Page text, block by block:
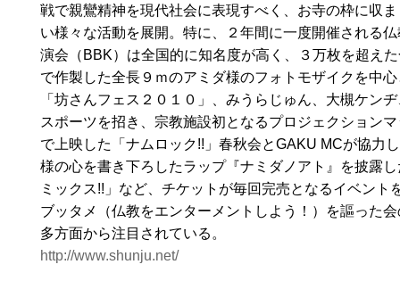
戦で親鸞精神を現代社会に表現すべく、お寺の枠に収
い様々な活動を展開。特に、２年間に一度開催される
演会（BBK）は全国的に知名度が高く、３万枚を超え
で作製した全長９ｍのアミダ様のフォトモザイクを中
「坊さんフェス２０１０」、みうらじゅん、大槻ケン
スポーツを招き、宗教施設初となるプロジェクション
で上映した「ナムロック!!」春秋会とGAKU MCが協力
様の心を書き下ろしたラップ『ナミダノアト』を披露
ミックス!!」など、チケットが毎回完売となるイベント
ブッタメ（仏教をエンターメントしよう！）を謳った
多方面から注目されている。
http://www.shunju.net/